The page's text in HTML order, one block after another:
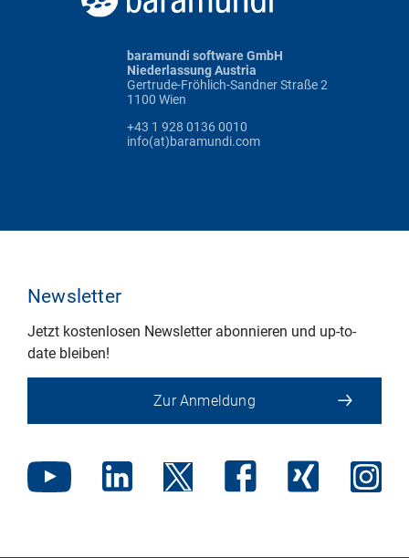
baramundi software GmbH
Niederlassung Austria
Gertrude-Fröhlich-Sandner Straße 2
1100 Wien
+43 1 928 0136 0010
info(at)baramundi.com
Newsletter
Jetzt kostenlosen Newsletter abonnieren und up-to-
date bleiben!
Zur Anmeldung